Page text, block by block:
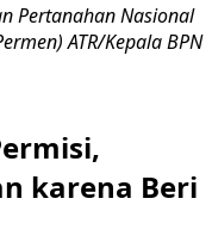
Pertanahan Nasional
ATR/Kepala BPN
karena Beri